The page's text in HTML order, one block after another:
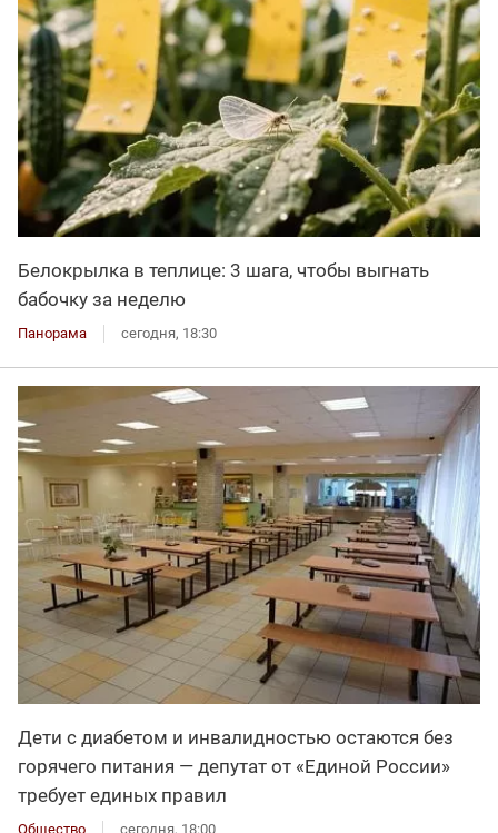
Белокрылка в теплице: 3 шага, чтобы выгнать
бабочку за неделю
Панорама сегодня, 18:30
Дети с диабетом и инвалидностью остаются без
горячего питания — депутат от «Единой России»
требует единых правил
Общество сегодня, 18:00